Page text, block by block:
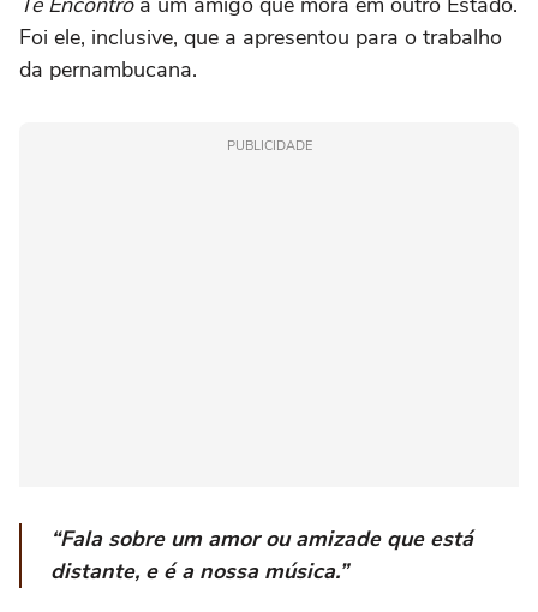
Foi ele, inclusive, que a apresentou para o trabalho
da pernambucana.
PUBLICIDADE
“Fala sobre um amor ou amizade que está
distante, e é a nossa música.”